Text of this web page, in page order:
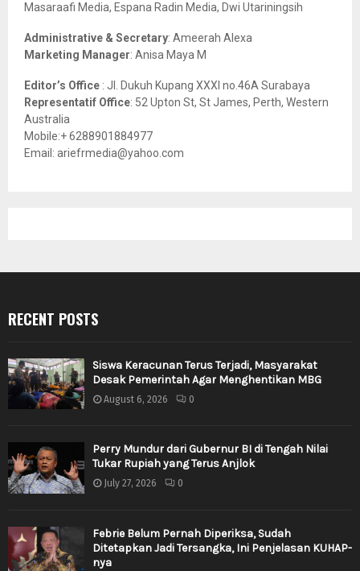
Masaraafi Media, Espana Radin Media, Dwi Utariningsih
Administrative & Secretary: Ameerah Alexa
Marketing Manager: Anisa Maya M
Editor’s Office : Jl. Dukuh Kupang XXXI no.46A Surabaya
Representatif Office: 52 Upton St, St James, Perth, Western
Australia
Mobile:+ 6288901884977
Email: ariefrmedia@yahoo.com
RECENT POSTS
Siswa Keracunan Terus Terjadi, Masyarakat
Desak Pemerintah Agar Menghentikan MBG
August 6, 2026 0
Perry Mundur dari Gubernur BI di Tengah Nilai
Tukar Rupiah yang Terus Anjlok
July 27, 2026 0
Febrie Belum Pernah Diperiksa, Sudah
Ditetapkan Jadi Tersangka, Ini Penjelasan KUHAP-
nya